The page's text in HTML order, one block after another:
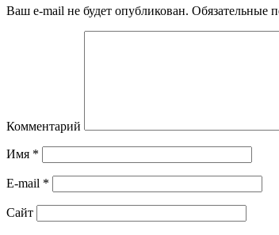
Ваш e-mail не будет опубликован. Обязательные
Комментарий
Имя *
E-mail *
Сайт